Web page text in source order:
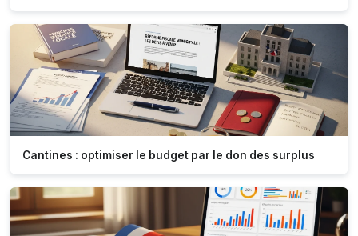
Cantines : optimiser le budget par le don des surplus